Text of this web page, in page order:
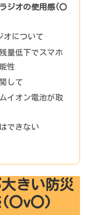
ジオの使用感(〇
オについて
量低下でスマホ
性
して
イオン電池が取
できない
きい防災
(〇v〇)